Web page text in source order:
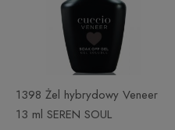
1398 Żel hybrydowy Veneer
13 ml SEREN SOUL